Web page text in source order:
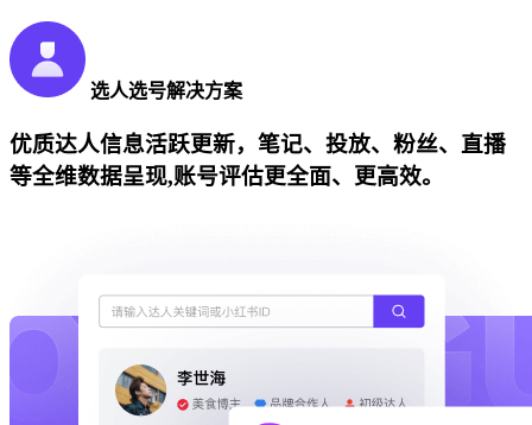
选人选号解决方案
优质达人信息活跃更新，笔记、投放、粉丝、直播
等全维数据呈现,账号评估更全面、更高效。